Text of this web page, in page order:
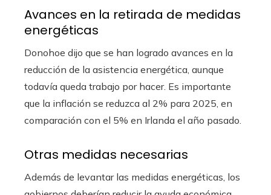
Avances en la retirada de medidas
energéticas
Donohoe dijo que se han logrado avances en la
reducción de la asistencia energética, aunque
todavía queda trabajo por hacer. Es importante
que la inflación se reduzca al 2% para 2025, en
comparación con el 5% en Irlanda el año pasado.
Otras medidas necesarias
Además de levantar las medidas energéticas, los